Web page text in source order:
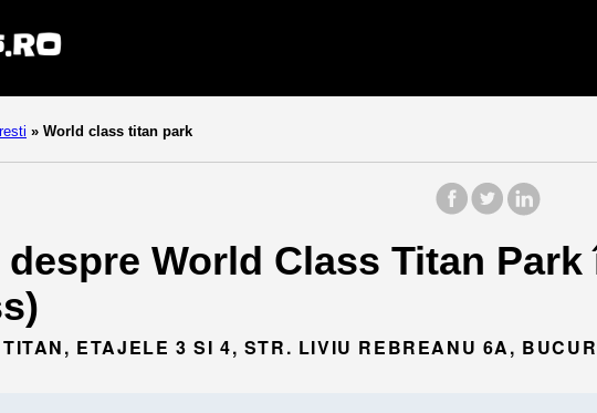
» World class titan park
World Class Titan
ETAJELE 3 SI 4, STR. LIVIU REBREANU 6A,